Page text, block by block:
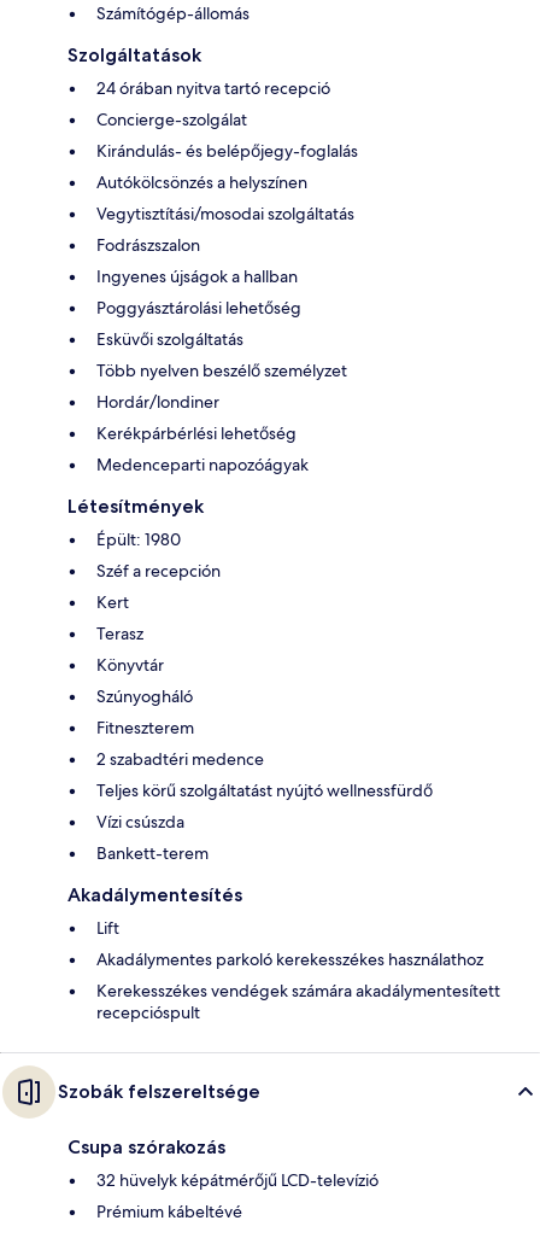
Számítógép-állomás
Szolgáltatások
24 órában nyitva tartó recepció
Concierge-szolgálat
Kirándulás- és belépőjegy-foglalás
Autókölcsönzés a helyszínen
Vegytisztítási/mosodai szolgáltatás
Fodrászszalon
Ingyenes újságok a hallban
Poggyásztárolási lehetőség
Esküvői szolgáltatás
Több nyelven beszélő személyzet
Hordár/londiner
Kerékpárbérlési lehetőség
Medenceparti napozóágyak
Létesítmények
Épült: 1980
Széf a recepción
Kert
Terasz
Könyvtár
Szúnyogháló
Fitneszterem
2 szabadtéri medence
Teljes körű szolgáltatást nyújtó wellnessfürdő
Vízi csúszda
Bankett-terem
Akadálymentesítés
Lift
Akadálymentes parkoló kerekesszékes használathoz
Kerekesszékes vendégek számára akadálymentesített
recepcióspult
Szobák felszereltsége
Csupa szórakozás
32 hüvelyk képátmérőjű LCD-televízió
Prémium kábeltévé